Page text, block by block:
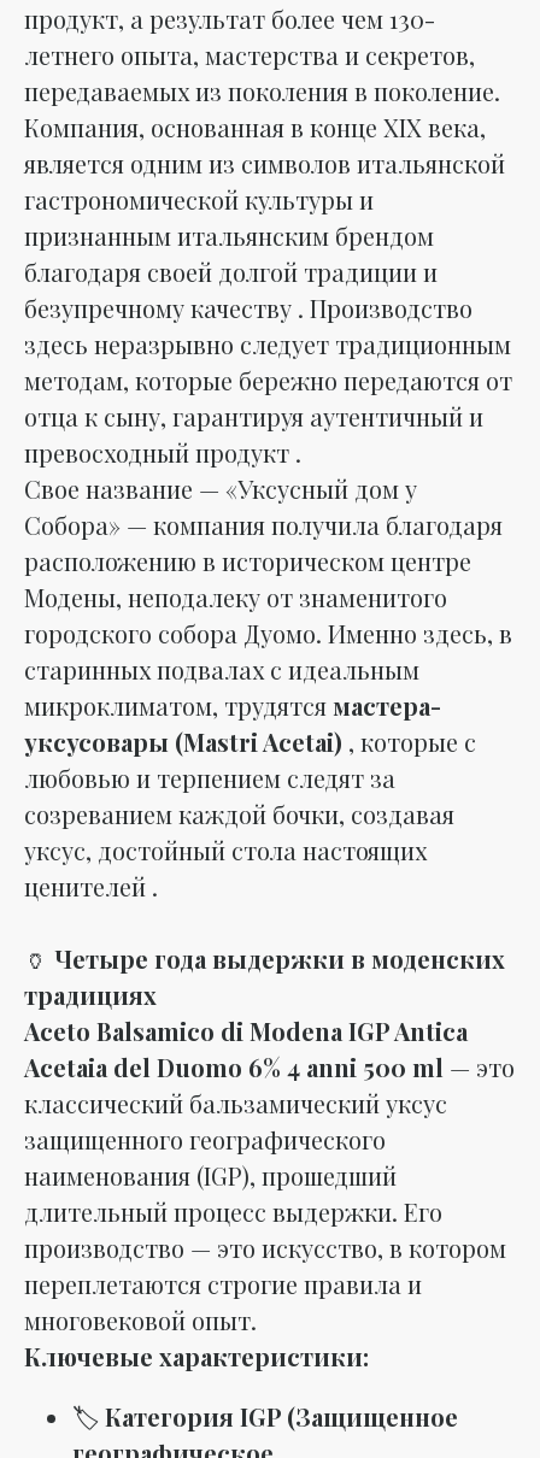
продукт, а результат более чем 130-
летнего опыта, мастерства и секретов,
передаваемых из поколения в поколение.
Компания, основанная в конце XIX века,
является одним из символов итальянской
гастрономической культуры и
признанным итальянским брендом
благодаря своей долгой традиции и
безупречному качеству . Производство
здесь неразрывно следует традиционным
методам, которые бережно передаются от
отца к сыну, гарантируя аутентичный и
превосходный продукт .
Свое название — «Уксусный дом у
Собора» — компания получила благодаря
расположению в историческом центре
Модены, неподалеку от знаменитого
городского собора Дуомо. Именно здесь, в
старинных подвалах с идеальным
микроклиматом, трудятсямастера-
уксусовары (Mastri Acetai) , которые с
любовью и терпением следят за
созреванием каждой бочки, создавая
уксус, достойный стола настоящих
ценителей .
🏺 Четыре года выдержки в моденских
традициях
Aceto Balsamico di Modena IGP Antica
Acetaia del Duomo 6% 4 anni 500 ml — это
классический бальзамический уксус
защищенного географического
наименования (IGP), прошедший
длительный процесс выдержки. Его
производство — это искусство, в котором
переплетаются строгие правила и
многовековой опыт.
Ключевые характеристики:
🏷️ Категория IGP (Защищенное